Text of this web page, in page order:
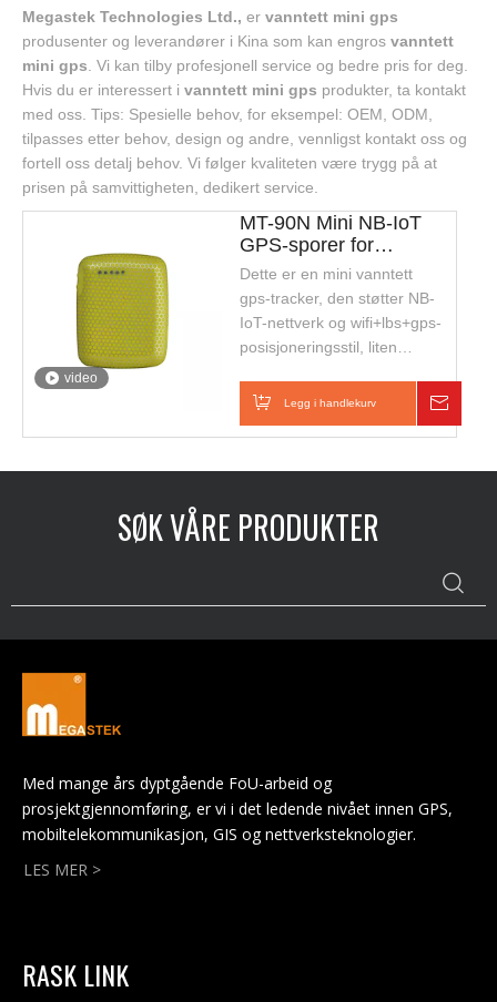
Megastek Technologies Ltd., er vanntett mini gps
produsenter og leverandører i Kina som kan engros vanntett
mini gps . Vi kan tilby profesjonell service og bedre pris for deg.
Hvis du er interessert i vanntett mini gps produkter, ta kontakt
med oss. Tips: Spesielle behov, for eksempel: OEM, ODM,
tilpasses etter behov, design og andre, vennligst kontakt oss og
fortell oss detalj behov. Vi følger kvaliteten være trygg på at
prisen på samvittigheten, dedikert service.
video
MT-90N Mini NB-IoT
GPS-sporer for
nøyaktig
posisjonsovervåking
Dette er en mini vanntett
gps-tracker, den støtter NB-
IoT-nettverk og wifi+lbs+gps-
posisjoneringsstil, liten
er egnet for barn, barn eller
Legg i handlekurv
SØK VÅRE PRODUKTER
Med mange års dyptgående FoU-arbeid og
prosjektgjennomføring, er vi i det ledende nivået innen GPS,
mobiltelekommunikasjon, GIS og nettverksteknologier.
LES MER >
RASK LINK